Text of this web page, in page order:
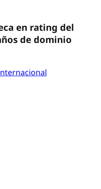
en rating del
de dominio